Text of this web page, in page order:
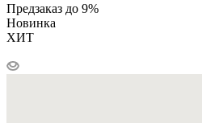
Предзаказ до 9%
Новинка
ХИТ